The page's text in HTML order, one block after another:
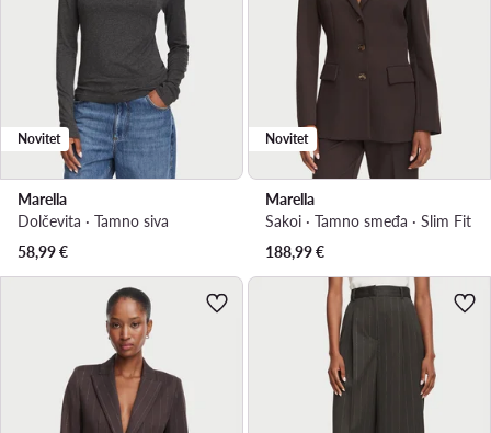
Novitet
Marella
Dolčevita · Tamno siva
58,99€
Novitet
Marella
Sakoi · Tamno smeđa · Slim Fit
188,99€